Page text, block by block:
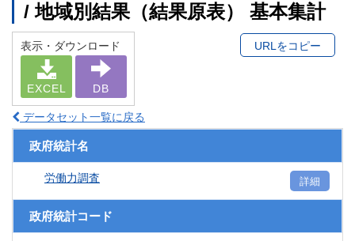
/ 地域別結果（結果原表） 基本集計
表示・ダウンロード
EXCEL DB
URLをコピー
データセット一覧に戻る
政府統計名
労働力調査 詳細
政府統計コード